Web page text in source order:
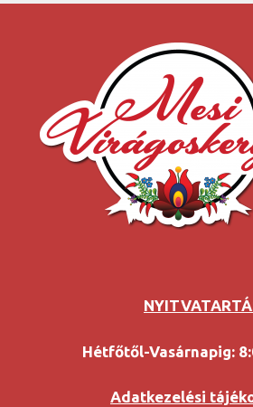
Hétfőtől-Vasárnapig:
Adatkezelési